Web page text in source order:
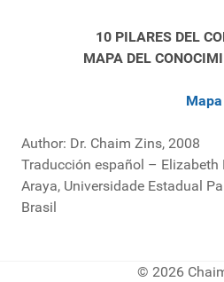
10 PILARES DEL
MAPA DEL
Mapa
Author: Dr. Chaim Zins, 2008
Traducción español – Elizabeth
Araya, Universidade Estadual
Brasil
© 2026